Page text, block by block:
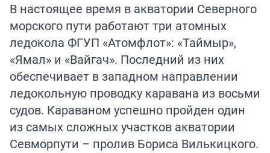
В настоящее время в акватории Северного
морского пути работают три атомных
ледокола ФГУП «Атомфлот»: «Таймыр»,
«Ямал» и «Вайгач». Последний из них
обеспечивает в западном направлении
ледокольную проводку каравана из восьми
судов. Караваном успешно пройден один
из самых сложных участков акватории
Севморпути – пролив Бориса Вилькицкого.